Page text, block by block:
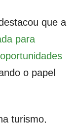
que a
para
o papel
turismo,